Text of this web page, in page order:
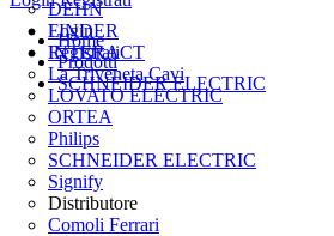
DEHN
FINDER
INTERACT
La Triveneta Cavi
LOVATO ELECTRIC
ORTEA
Philips
SCHNEIDER ELECTRIC
Signify
Distributore
Comoli Ferrari
Login
Registrati
Home
Prodotti
SCHNEIDER ELECTRIC